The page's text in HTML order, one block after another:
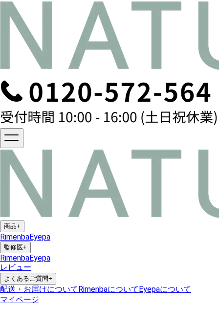
商品+
RimenbaEyepa
監修医+
RimenbaEyepa
レビュー
よくあるご質問+
配送・お届けについてRimenbaについてEyepaについて
マイページ